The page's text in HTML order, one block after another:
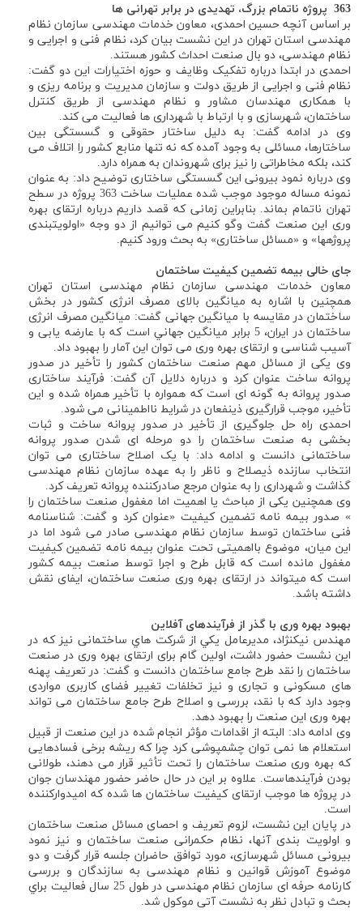
363 پروژه ناتمام بزرگ، تهدیدی در برابر تهرانی ها
بر اساس آنچه حسین احمدی، معاون خدمات مهندسی سازمان نظام
مهندسی استان تهران در این نشست بیان کرد، نظام فنی و اجرایی و
نظام مهندسی، دو بال صنعت احداث کشور هستند.
احمدی در ابتدا درباره تفکیک وظایف و حوزه اختیارات این دو گفت:
نظام فنی و اجرایی از طریق دولت و سازمان مدیریت و برنامه ریزی و
با همکاری مهندسان مشاور و نظام مهندسی از طریق کنترل
ساختمان، شهرسازی و با ارتباط با شهرداری ها فعالیت می کند.
وی در ادامه گفت: به دلیل ساختار حقوقی و گسستگی بین
ساختارها، مسائلی به وجود آمده که نه تنها منابع کشور را اتلاف می
کند، بلکه مخاطراتی را نیز برای شهروندان به همراه دارد.
وی درباره نمود بیرونی این گسستگی ساختاری توضیح داد: به عنوان
نمونه مساله موجود موجب شده عملیات ساخت 363 پروژه در سطح
تهران ناتمام بماند. بنابراین زمانی که قصد داریم درباره ارتقای بهره
وری این صنعت گفت وگو کنیم می توانیم از دو وجه «اولویتبندی
پروژهها» و «مسائل ساختاری» به بحث ورود کنیم.
جای خالی بیمه تضمین کیفیت ساختمان
معاون خدمات مهندسی سازمان نظام مهندسی استان تهران
همچنین با اشاره به میانگین بالای مصرف انرژی کشور در بخش
ساختمان در مقایسه با میانگین جهانی گفت: میانگین مصرف انرژی
ساختمان در ایران، 5 برابر میانگین جهاني است که با عارضه یابی و
آسیب شناسی و ارتقای بهره وری می توان این آمار را بهبود داد.
وی یکی از مسائل مهم صنعت ساختمان کشور را تأخیر در صدور
پروانه ساخت عنوان کرد و درباره دلایل آن گفت: فرآیند ساختاری
صدور پروانه به گونه ای است که همواره با تأخیر همراه شده و این
تأخیر، موجب قرارگیری ذینفعان در شرایط نااطمینانی می شود.
احمدی راه حل جلوگیری از تأخیر در صدور پروانه ساخت و ثبات
بخشی به صنعت ساختمان را دو مرحله ای شدن صدور پروانه
ساختمانی دانست و ادامه داد: با یک اصلاح ساختاری می توان
انتخاب سازنده ذیصلاح و ناظر را به عهده سازمان نظام مهندسی
گذاشت و شهرداری را به عنوان مرجع صادرکننده پروانه تعریف کرد.
وی همچنین یکی از مباحث یا اهمیت اما مغفول صنعت ساختمان را
» صدور بیمه نامه تضمین کیفیت «عنوان کرد و گفت: شناسنامه
فنی ساختمان توسط سازمان نظام مهندسی صادر می شود اما در
این میان، موضوع بااهمیتی تحت عنوان بیمه نامه تضمین کیفیت
مغفول مانده است که قابل طرح و اجرا توسط صنعت بیمه کشور
است که میتواند در ارتقای بهره وری صنعت ساختمان، ایفای نقش
داشته باشد.
بهبود بهره وری با گذر از فرآیندهای آفلاین
مهندس نیکنژاد، مدیرعامل يكي از شرکت هاي ساختمانی نيز كه در
اين نشست حضور داشت، اولین گام برای ارتقای بهره وری در صنعت
ساختمان را نقد طرح جامع ساختمان دانست و گفت: در تعریف پهنه
های مسکونی و تجاری و نیز تخلفات تغییر فضای کاربری مواردی
وجود دارد که با نقد، بررسی و اصلاح طرح جامع ساختمان می تواند
بهره وری این صنعت را بهبود دهد.
وی ادامه داد: البته از اقدامات مؤثر انجام شده در این صنعت از قبیل
استعلام ها نمی توان چشمپوشی کرد چرا که ریشه برخی فسادهایی
که بهره وری صنعت ساختمان را تحت تأثیر قرار می دهند، طولانی
بودن فرآیندهاست. علاوه بر این در حال حاضر حضور مهندسان جوان
در پروژه ها موجب ارتقای کیفیت ساختمان ها شده که امیدوارکننده
است.
در پایان این نشست، لزوم تعریف و احصای مسائل صنعت ساختمان
و اولویت بندی آنها، نظام حکمرانی صنعت ساختمان و نیز نمود
بیرونی مسائل شهرسازی، مورد توافق حاضران جلسه قرار گرفت و دو
موضوع آموزش قوانین و نظام مهندسی به سازندگان و بررسی
کارنامه حرفه ای سازمان نظام مهندسی در طول 25 سال فعاليت براي
بحث و تبادل نظر به نشست آتی موکول شد.